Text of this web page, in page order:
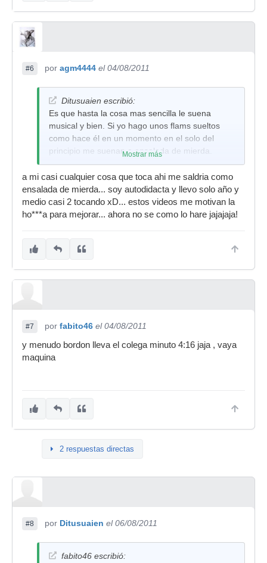
#6 por agm4444 el 04/08/2011
Ditusuaien escribió:
Es que hasta la cosa mas sencilla le suena
musical y bien. Si yo hago unos flams sueltos
como hace él en un momento en el solo del
principio me suenan a ensalada de mierda.
Mostrar más
a mi casi cualquier cosa que toca ahi me saldria como
ensalada de mierda... soy autodidacta y llevo solo año y
medio casi 2 tocando xD... estos videos me motivan la
ho***a para mejorar... ahora no se como lo hare jajajaja!
#7 por fabito46 el 04/08/2011
y menudo bordon lleva el colega minuto 4:16 jaja , vaya
maquina
2 respuestas directas
#8 por Ditusuaien el 06/08/2011
fabito46 escribió: